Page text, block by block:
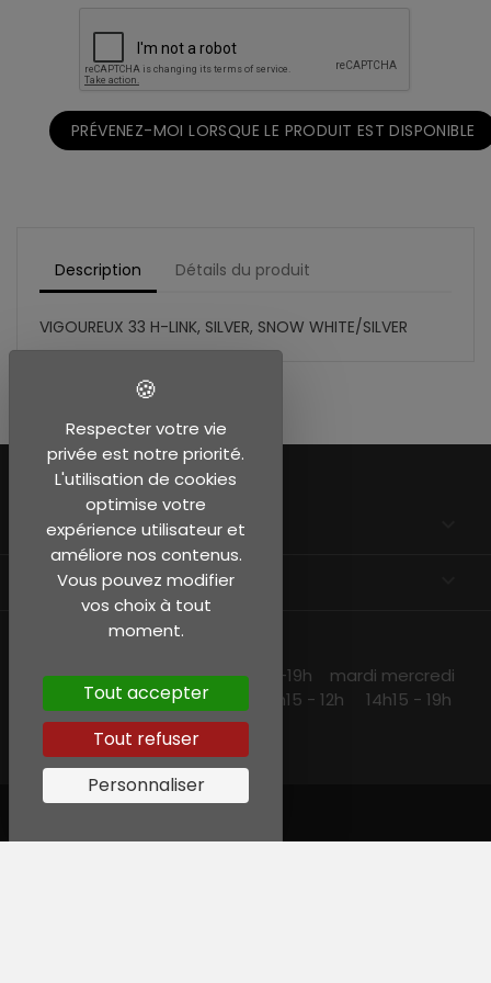
PRÉVENEZ-MOI LORSQUE LE PRODUIT EST DISPONIBLE
Description Détails du produit
VIGOUREUX 33 H-LINK, SILVER, SNOW WHITE/SILVER
EN SAVOIR PLUS
INFORMATIONS
NOS HORAIRES
lundi et jeudi 10h15 -13h30 14h30 -19h mardi mercredi
et vendredi 10h15-19h samedi 10h15 - 12h 14h15 - 19h
Respecter votre vie
privée est notre priorité.
L'utilisation de cookies
optimise votre
expérience utilisateur et
améliore nos contenus.
Vous pouvez modifier
vos choix à tout
moment.
Tout accepter
Tout refuser
Personnaliser